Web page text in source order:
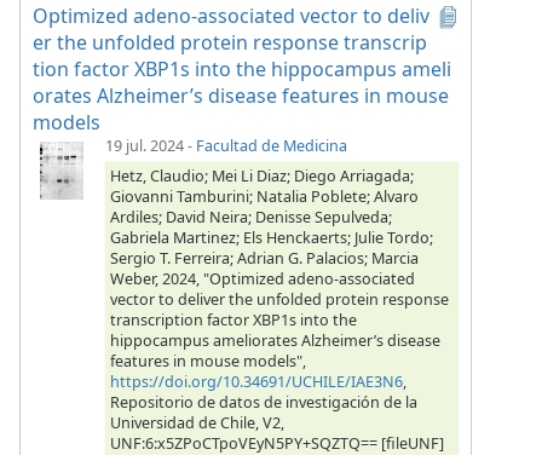
Optimized adeno-associated vector to deliv
er the unfolded protein response transcrip
tion factor XBP1s into the hippocampus ameli
orates Alzheimer’s disease features in mouse
models
19 jul. 2024- Facultad de Medicina
Hetz, Claudio; Mei Li Diaz; Diego Arriagada;
Giovanni Tamburini; Natalia Poblete; Alvaro
Ardiles; David Neira; Denisse Sepulveda;
Gabriela Martinez; Els Henckaerts; Julie Tordo;
Sergio T. Ferreira; Adrian G. Palacios; Marcia
Weber, 2024, "Optimized adeno-associated
vector to deliver the unfolded protein response
transcription factor XBP1s into the
hippocampus ameliorates Alzheimer’s disease
features in mouse models",
https://doi.org/10.34691/UCHILE/IAE3N6,
Repositorio de datos de investigación de la
Universidad de Chile, V2,
UNF:6:x5ZPoCTpoVEyN5PY+SQZTQ== [fileUNF]